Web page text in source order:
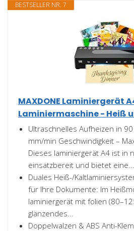
BESTSELLER NR. 7
MAXDONE Laminiergerät
Laminiermaschine - Heiß
Ultraschnelles Aufheizen in
mm/min Geschwindigkeit –
Dieses laminiergerät A4 ist in
einsatzbereit und bietet eine...
Duales Heiß-/
für Ihre Dokumente: Im
laminiergerät mit folien
glänzendes...
Doppelwalzen & ABS Anti-